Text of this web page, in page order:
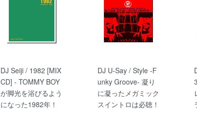
DJ Seiji / 1982 [MIX
CD] - TOMMY BOY
が脚光を浴びるよう
になった1982年！
DJ U-Say / Style -F
unky Groove- 凝り
に凝ったメガミック
スイントロは必聴！